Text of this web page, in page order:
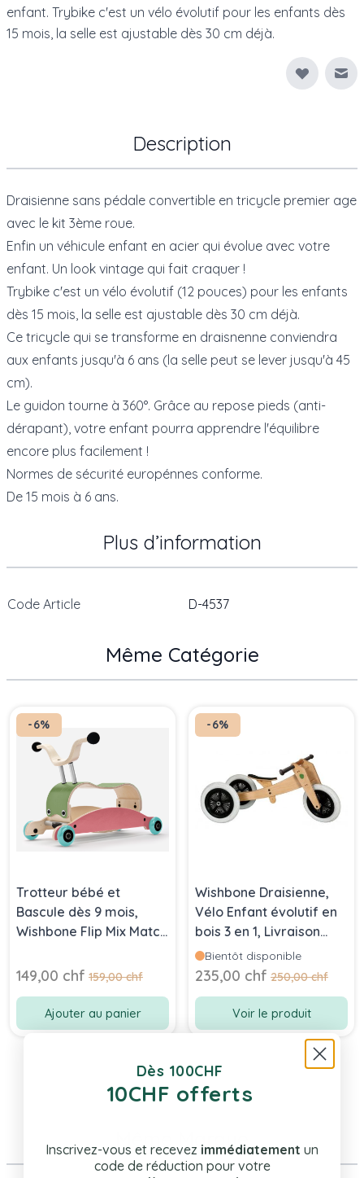
enfant. Trybike c'est un vélo évolutif pour les enfants dès
15 mois, la selle est ajustable dès 30 cm déjà.
Description
Draisienne sans pédale convertible en tricycle premier age
avec le kit 3ème roue.
Enfin un véhicule enfant en acier qui évolue avec votre
enfant. Un look vintage qui fait craquer !
Trybike c'est un vélo évolutif (12 pouces) pour les enfants
dès 15 mois, la selle est ajustable dès 30 cm déjà.
Ce tricycle qui se transforme en draisnenne conviendra
aux enfants jusqu'à 6 ans (la selle peut se lever jusqu'à 45
cm).
Le guidon tourne à 360°. Grâce au repose pieds (anti-
dérapant), votre enfant pourra apprendre l'équilibre
encore plus facilement !
Normes de sécurité europénnes conforme.
De 15 mois à 6 ans.
Plus d’information
Code Article D-4537
Même Catégorie
-6%
Trotteur bébé et
Bascule dès 9 mois,
Wishbone Flip Mix Match
(vert-rose-bleu)
Prix Spécial
149,00 chf Prix normal
159,00 chf
Ajouter au panier
-6%
Wishbone Draisienne,
Vélo Enfant évolutif en
bois 3 en 1, Livraison
Gratuite
Bientôt disponible
Prix Spécial
235,00 chf Prix normal
250,00 chf
Voir le produit
Même Marque
Dès 100CHF
10CHF offerts
Inscrivez-vous et recevez immédiatement un
code de réduction pour votre